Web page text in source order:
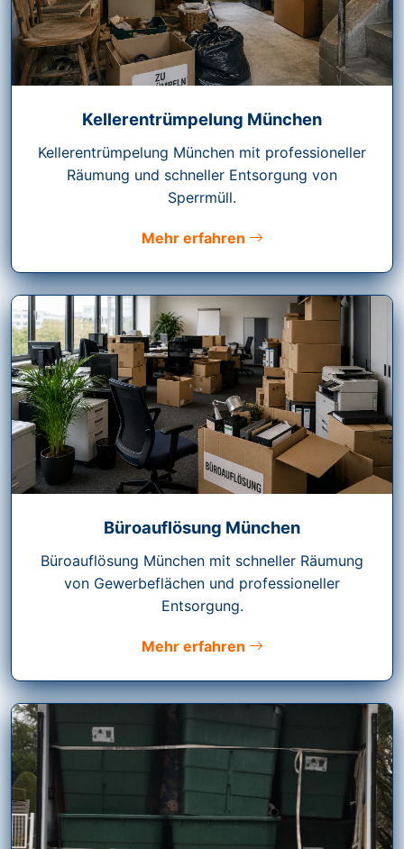
Kellerentrümpelung München
Kellerentrümpelung München mit professioneller
Räumung und schneller Entsorgung von
Sperrmüll.
Mehr erfahren
Büroauflösung München
Büroauflösung München mit schneller Räumung
von Gewerbeflächen und professioneller
Entsorgung.
Mehr erfahren